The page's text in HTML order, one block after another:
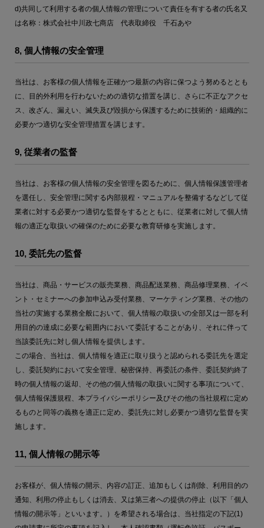
d)共同して利用する者の個人情報の管理について責任を有する者の氏名又
は名称：株式会社中川政七商店 代表取締役 千石あや
8, 個人情報の安全管理
当社は、お客様の個人情報を正確かつ最新の内容に保つよう努めるととも
に、目的外利用を行わないための適切な措置を講じ、さらに不正なアクセ
ス、改ざん、漏えい、滅失及び毀損から保護するために技術的・組織的に
必要かつ適切な安全管理措置を講じます。
9, 従業者の監督
当社は、お客様の個人情報の安全管理を図るために、個人情報保護管理者
を選任し、安全管理に関する内部規程・マニュアルを整備するなどして従
業者に対する必要かつ適切な監督をするとともに、従業者に対して個人情
報の適正な取扱いの確保のために必要な教育研修を実施します。
10, 委託先の監督
当社は、商品・サービスの販売業務、商品配送業務、商品修理業務、イベ
ント・セミナーへの参加申込み受付業務、マーケティング業務、その他の
当社の実施する業務全般において、個人情報の取扱いの全部又は一部を利
用目的の達成に必要な範囲内において委託することがあり、それに伴って
当該委託先に対し個人情報を提供します。
この場合、当社は、個人情報を適正に取り扱うと認められる委託先を選定
し、委託契約において安全管理、秘密保持、再委託の条件、委託契約終了
時の個人情報の返却、その他の個人情報の取扱いに関する事項について、
個人情報保護規程、本プライバシーポリシー及びその他の当社規程に定め
るものと同等の義務を適正に定め、委託先に対し必要かつ適切な監督を実
施します。
11, 個人情報の開示等
お客様が、個人情報の開示、内容の訂正、追加もしくは削除、利用目的の
通知、利用の停止もしくは消去、又は第三者への提供の停止（以下「個人
情報の開示等」といいます。）を希望される場合は、当社指定の下記(1)